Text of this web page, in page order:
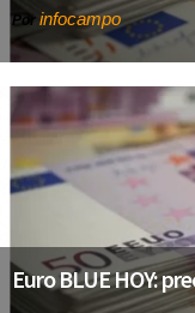
Por infocampo
Euro BLUE HOY: